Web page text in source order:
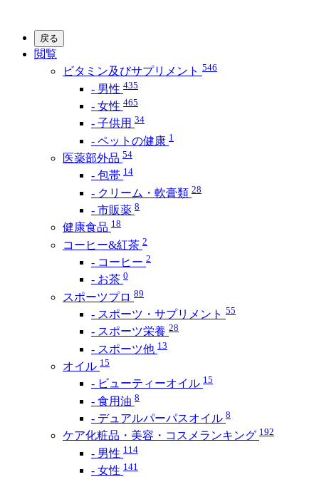
戻る
閲覧
ビタミン及びサプリメント 546
- 男性 435
- 女性 465
- 子供用 34
- ペットの健康 1
医薬部外品 54
- 包帯 14
- クリーム・軟膏類 28
- 市販薬 8
健康食品 18
コーヒー&紅茶 2
- コーヒー 2
- お茶 0
スポーツプロ 89
- スポーツ・サプリメント 55
- スポーツ栄養 28
- スポーツ他 13
オイル 15
- ビューティーオイル 15
- 食用油 8
- デュアルパーパスオイル 8
ケア化粧品・美容・コスメランキング 192
- 男性 114
- 女性 141